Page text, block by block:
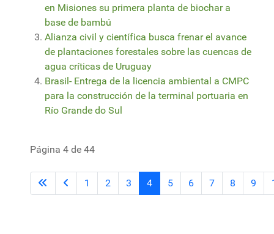
en Misiones su primera planta de biochar a
base de bambú
Alianza civil y científica busca frenar el avance
de plantaciones forestales sobre las cuencas de
agua críticas de Uruguay
Brasil- Entrega de la licencia ambiental a CMPC
para la construcción de la terminal portuaria en
Río Grande do Sul
Página 4 de 44
1 2 3 4 5 6 7 8 9